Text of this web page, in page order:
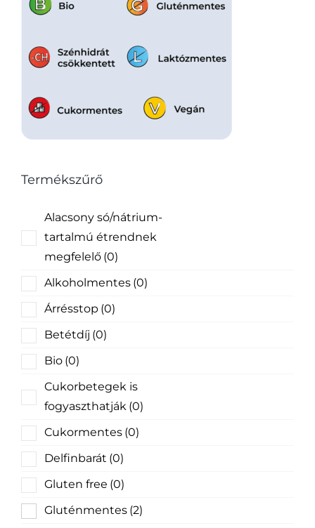
Termékszűrő
Alacsony só/nátrium-
tartalmú étrendnek
megfelelő (0)
Alkoholmentes (0)
Árrésstop (0)
Betétdíj (0)
Bio (0)
Cukorbetegek is
fogyaszthatják (0)
Cukormentes (0)
Delfinbarát (0)
Gluten free (0)
Gluténmentes (2)